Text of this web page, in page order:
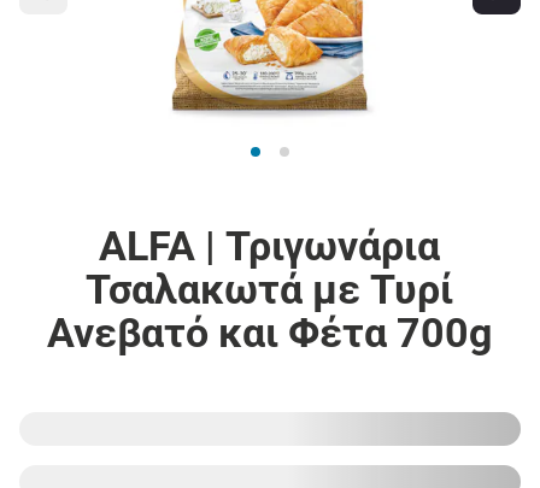
ALFA | Τριγωνάρια
Τσαλακωτά με Τυρί
Ανεβατό και Φέτα 700g